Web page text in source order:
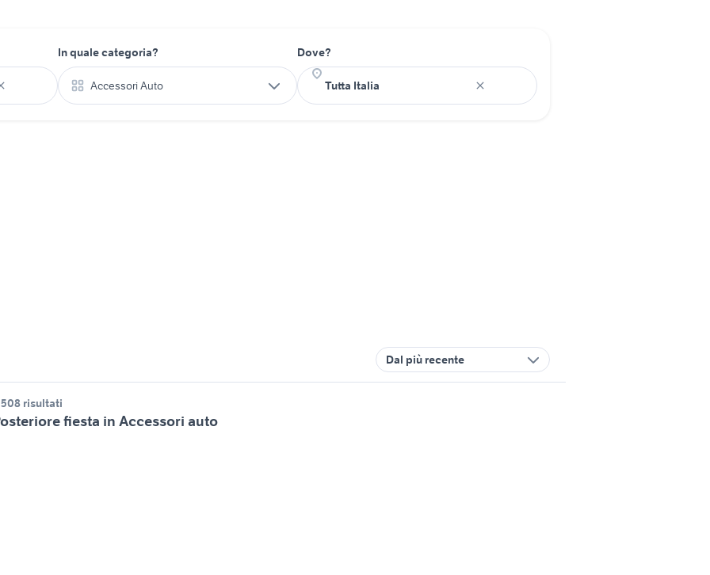
In quale categoria?
Accessori Auto
Dove?
Dal più recente
risultati
fiesta in Accessori auto